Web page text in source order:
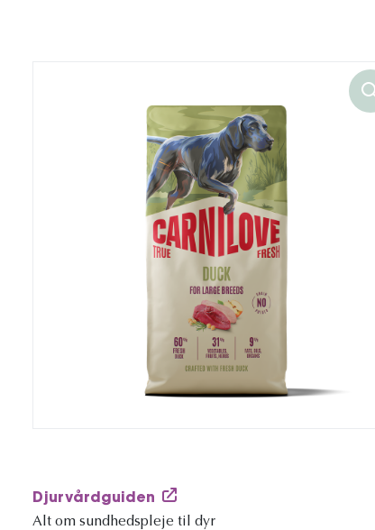
Djurvårdguiden
Alt om sundhedspleje til dyr